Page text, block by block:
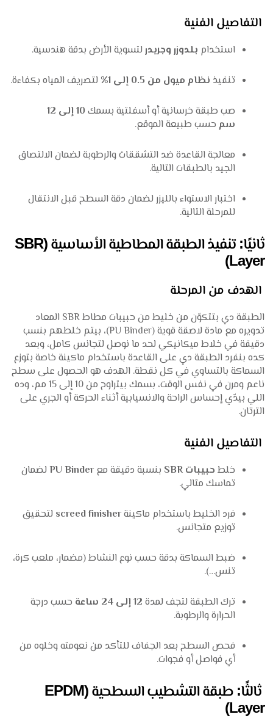
التفاصيل الفنية
استخدام بلدوزر وجريدر لتسوية الأرض بدقة هندسية.
تنفيذ نظام ميول من 0.5 إلى 1%
لتصريف المياه بكفاءة.
صب طبقة خرسانية أو أسفلتية بسمك
10 إلى 12
سم حسب طبيعة الموقع.
معالجة القاعدة ضد التشققات والرطوبة لضمان الالتصاق
الجيد بالطبقات التالية.
اختبار الاستواء بالليزر لضمان دقة السطح قبل الانتقال
للمرحلة التالية.
ثانيًا: تنفيذ الطبقة المطاطية الأساسية (SBR
Layer)
الهدف من المرحلة
الطبقة دي بتتكوّن من خليط من حبيبات مطاط SBR المعاد
تدويره مع مادة لاصقة قوية (PU Binder)، بيتم خلطهم بنسب
دقيقة في خلاط ميكانيكي لحد ما نوصل لتجانس كامل، وبعد
كده بنفرد الطبقة دي على القاعدة باستخدام ماكينة خاصة بتوزع
السماكة بالتساوي في كل نقطة. الهدف هو الحصول على سطح
ناعم ومرن في نفس الوقت، بسمك بيتراوح من 10 إلى 15 مم، وده
اللي بيدّي إحساس الراحة والانسيابية أثناء الحركة أو الجري على
الترتان.
التفاصيل الفنية
خلط حبيبات SBR بنسبة دقيقة معPU Binder لضمان
تماسك مثالي.
فرد الخليط باستخدام ماكينةscreed finisher لتحقيق
توزيع متجانس.
ضبط السماكة بدقة حسب نوع النشاط (مضمار، ملعب كرة،
تنس…).
ترك الطبقة لتجف لمدة 12 إلى 24 ساعة
حسب درجة
الحرارة والرطوبة.
فحص السطح بعد الجفاف للتأكد من نعومته وخلوه من
أي فواصل أو فجوات.
ثالثًا: طبقة التشطيب السطحية (EPDM
Layer)